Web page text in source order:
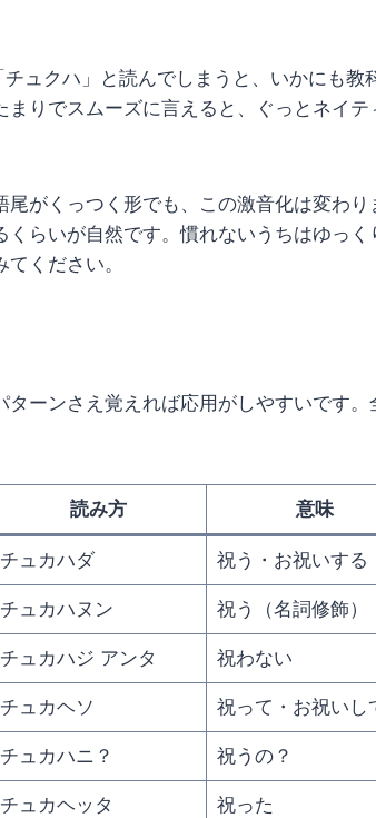
ュクハ」と読んでしまうと、いかにも教
まりでスムーズに言えると、ぐっとネイテ
がくっつく形でも、この激音化は変わり
らいが自然です。慣れないうちはゆっく
ください。
ターンさえ覚えれば応用がしやすいです。
読み方 意味
チュカハダ 祝う・お祝いする
チュカハヌン 祝う（名詞修飾）
チュカハジ アンタ 祝わない
チュカヘソ 祝って・お祝いし
チュカハニ？ 祝うの？
チュカヘッタ 祝った